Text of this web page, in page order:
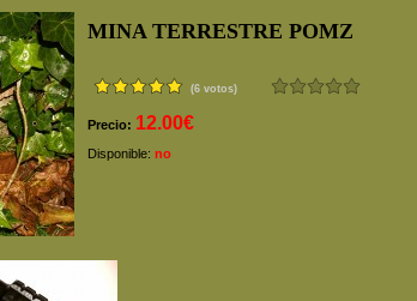
MINA TERRESTRE POMZ
(6 votos)
Precio: 12.00€
Disponible: no